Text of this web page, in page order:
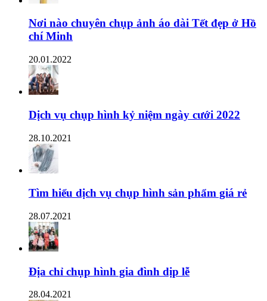
Nơi nào chuyên chụp ảnh áo dài Tết đẹp ở Hồ
chí Minh
20.01.2022
Dịch vụ chụp hình kỷ niệm ngày cưới 2022
28.10.2021
Tìm hiểu dịch vụ chụp hình sản phẩm giá rẻ
28.07.2021
Địa chỉ chụp hình gia đình dịp lễ
28.04.2021